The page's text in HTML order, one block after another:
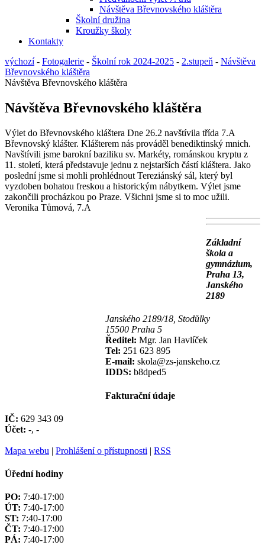
Návštěva Břevnovského kláštěra
Školní družina
Kroužky školy
Kontakty
výchozí- Fotogalerie - Školní rok 2024-2025 - 2.stupeň - Návštěva
Břevnovského kláštěra
Návštěva Břevnovského kláštěra
Návštěva Břevnovského kláštěra
Výlet do Břevnovského kláštera Dne 26.2 navštívila třída 7.A
Břevnovský klášter. Klášterem nás prováděl benediktinský mnich.
Navštívili jsme barokní baziliku sv. Markéty, románskou kryptu z
11. století, která představuje jednu z nejstarších částí kláštera. Jako
poslední jsme si mohli prohlédnout Tereziánský sál, který byl
vyzdoben bohatou freskou a historickým nábytkem. Výlet jsme
zakončili procházkou po Praze. Všichni jsme si to moc užili.
Veronika Tůmová, 7.A
Základní
škola a
gymnázium,
Praha 13,
Janského
2189
Janského 2189/18, Stodůlky
15500 Praha 5
Ředitel: Mgr. Jan Havlíček
Tel: 251 623 895
E-mail: skola@zs-janskeho.cz
IDDS: b8dped5
Fakturační údaje
IČ: 629 343 09
Účet: -, -
Mapa webu | Prohlášení o přístupnosti | RSS
Úřední hodiny
PO: 7:40-17:00
ÚT: 7:40-17:00
ST: 7:40-17:00
ČT: 7:40-17:00
PÁ: 7:40-17:00